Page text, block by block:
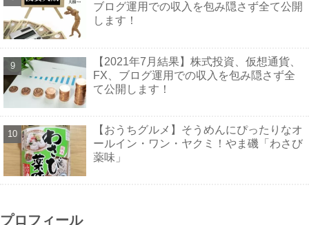
ブログ運用での収入を包み隠さず全て公開
します！
【2021年7月結果】株式投資、仮想通貨、
FX、ブログ運用での収入を包み隠さず全
て公開します！
【おうちグルメ】そうめんにぴったりなオ
ールイン・ワン・ヤクミ！やま磯「わさび
薬味」
プロフィール